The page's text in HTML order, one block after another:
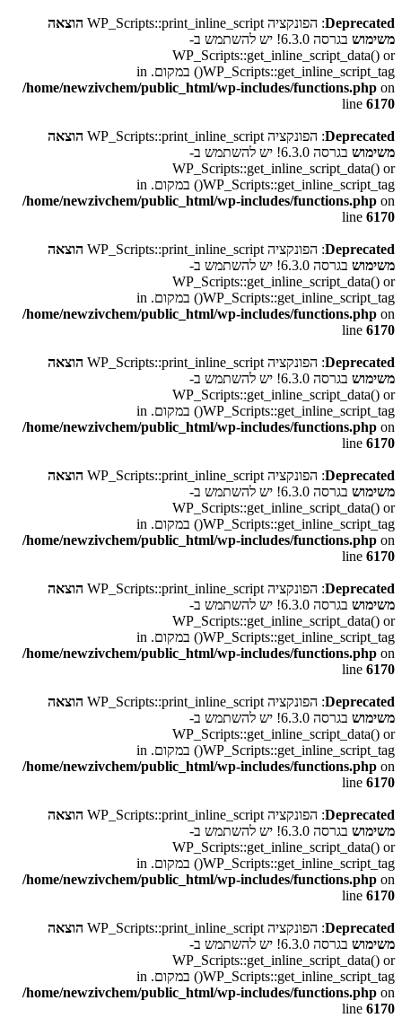
Deprecated: הפונקציה WP_Scripts::print_inline_script
הוצאה
משימוש
בגרסה 6.3.0! יש להשתמש ב-
WP_Scripts::get_inline_script_data() or
WP_Scripts::get_inline_script_tag() במקום. in
/home/newzivchem/public_html/wp-includes/functions.php on
line 6170
Deprecated: הפונקציה WP_Scripts::print_inline_script
הוצאה
משימוש
בגרסה 6.3.0! יש להשתמש ב-
WP_Scripts::get_inline_script_data() or
WP_Scripts::get_inline_script_tag() במקום. in
/home/newzivchem/public_html/wp-includes/functions.php on
line 6170
Deprecated: הפונקציה WP_Scripts::print_inline_script
הוצאה
משימוש
בגרסה 6.3.0! יש להשתמש ב-
WP_Scripts::get_inline_script_data() or
WP_Scripts::get_inline_script_tag() במקום. in
/home/newzivchem/public_html/wp-includes/functions.php on
line 6170
Deprecated: הפונקציה WP_Scripts::print_inline_script
הוצאה
משימוש
בגרסה 6.3.0! יש להשתמש ב-
WP_Scripts::get_inline_script_data() or
WP_Scripts::get_inline_script_tag() במקום. in
/home/newzivchem/public_html/wp-includes/functions.php on
line 6170
Deprecated: הפונקציה WP_Scripts::print_inline_script
הוצאה
משימוש
בגרסה 6.3.0! יש להשתמש ב-
WP_Scripts::get_inline_script_data() or
WP_Scripts::get_inline_script_tag() במקום. in
/home/newzivchem/public_html/wp-includes/functions.php on
line 6170
Deprecated: הפונקציה WP_Scripts::print_inline_script
הוצאה
משימוש
בגרסה 6.3.0! יש להשתמש ב-
WP_Scripts::get_inline_script_data() or
WP_Scripts::get_inline_script_tag() במקום. in
/home/newzivchem/public_html/wp-includes/functions.php on
line 6170
Deprecated: הפונקציה WP_Scripts::print_inline_script
הוצאה
משימוש
בגרסה 6.3.0! יש להשתמש ב-
WP_Scripts::get_inline_script_data() or
WP_Scripts::get_inline_script_tag() במקום. in
/home/newzivchem/public_html/wp-includes/functions.php on
line 6170
Deprecated: הפונקציה WP_Scripts::print_inline_script
הוצאה
משימוש
בגרסה 6.3.0! יש להשתמש ב-
WP_Scripts::get_inline_script_data() or
WP_Scripts::get_inline_script_tag() במקום. in
/home/newzivchem/public_html/wp-includes/functions.php on
line 6170
Deprecated: הפונקציה WP_Scripts::print_inline_script
הוצאה
משימוש
בגרסה 6.3.0! יש להשתמש ב-
WP_Scripts::get_inline_script_data() or
WP_Scripts::get_inline_script_tag() במקום. in
/home/newzivchem/public_html/wp-includes/functions.php on
line 6170